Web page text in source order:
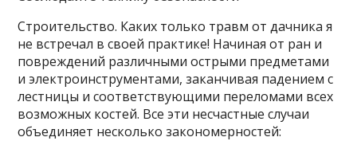
Строительство. Каких только травм от дачника я
не встречал в своей практике! Начиная от ран и
повреждений различными острыми предметами
и электроинструментами, заканчивая падением с
лестницы и соответствующими переломами всех
возможных костей. Все эти несчастные случаи
объединяет несколько закономерностей: